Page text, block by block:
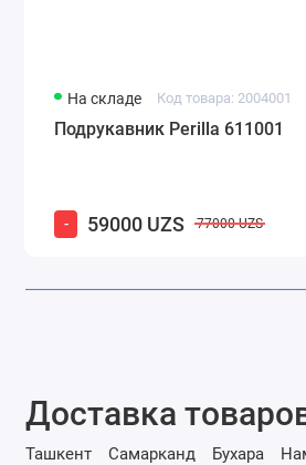
На складе Код товара: 2004001
Подрукавник Perilla 611001
- 59000 UZS 77000 UZS
Доставка
Ташкент Самарканд Бухара